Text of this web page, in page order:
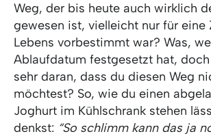
Weg, der bis heute auch wirklich
gewesen ist, vielleicht nur für eine
Lebens vorbestimmt war? Was,
Ablaufdatum festgesetzt hat,
sehr daran, dass du diesen Weg
möchtest? So, wie du einen
Joghurt im Kühlschrank stehen
denkst: “So schlimm kann das ja